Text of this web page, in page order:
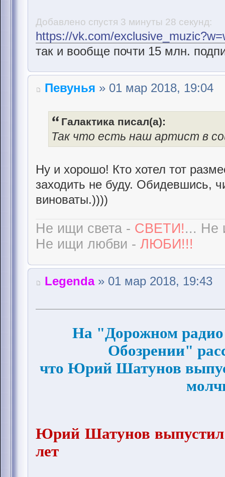
Добавлено спустя 3 минуты 28 секунд:
https://vk.com/
так и вообще почти 15 млн.
Певунья » 01 мар 2018, 19:04
Галактика писал(а):
Так что есть наш артист в
Ну и хорошо! Кто хотел тот
заходить не буду. Обидевшись,
виноваты.))))
Не ищи света - СВЕТИ!... Не
Не ищи любви - ЛЮБИ!!!
Legenda» 01 мар 2018, 19:43
На "Дорожном
Обозрении"
что Юрий Шатунов
Юрий Шатунов выпустил
лет